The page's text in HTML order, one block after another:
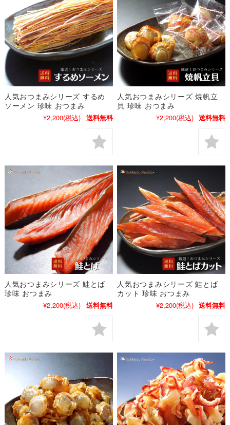
人気おつまみシリーズ するめ
ソーメン 珍味 おつまみ
¥2,200(税込) 送料無料
人気おつまみシリーズ 焼帆立
貝 珍味 おつまみ
¥2,200(税込) 送料無料
人気おつまみシリーズ 鮭とば
珍味 おつまみ
¥2,200(税込) 送料無料
人気おつまみシリーズ 鮭とば
カット 珍味 おつまみ
¥2,200(税込) 送料無料